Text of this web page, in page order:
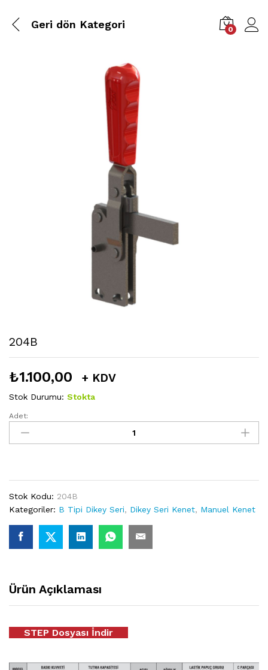
Geri dön Kategori 0
204B
₺1.100,00 + KDV
Stok Durumu: Stokta
204B
miktarı
Adet:
Stok Kodu: 204B
Kategoriler: B Tipi Dikey Seri, Dikey Seri Kenet, Manuel Kenet
Ürün Açıklaması
STEP Dosyası İndir